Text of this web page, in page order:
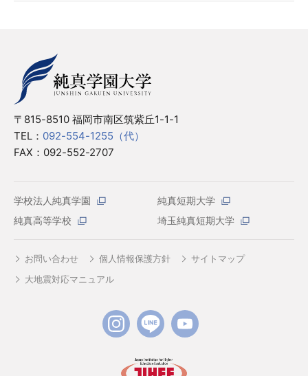
〒815-8510 福岡市南区筑紫丘1-1-1
TEL： 092-554-1255（代）
FAX：092-552-2707
学校法人純真学園
純真短期大学
純真高等学校
埼玉純真短期大学
お問い合わせ 個人情報保護方針
サイトマップ
大地震対応マニュアル